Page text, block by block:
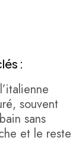
:
souvent
sans
et le reste